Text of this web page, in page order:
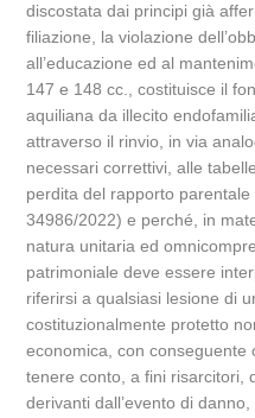
discostata dai principi già
filiazione, la violazione
all’educazione ed al
147 e 148 cc., costituisce il
aquiliana da illecito
attraverso il rinvio, in via
necessari correttivi, alle
perdita del rapporto parentale
34986/2022) e perché, in
natura unitaria ed
patrimoniale deve essere
riferirsi a qualsiasi lesione di
costituzionalmente protetto
economica, con conseguente
tenere conto, a fini risarcitori,
derivanti dall’evento di